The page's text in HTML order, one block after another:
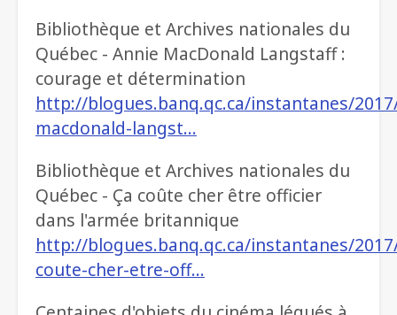
Bibliothèque et Archives nationales du
Québec - Annie MacDonald Langstaff :
courage et détermination
http://blogues.banq.qc.ca/instantanes/
macdonald-langst…
Bibliothèque et Archives nationales du
Québec - Ça coûte cher être officier
dans l'armée britannique
http://blogues.banq.qc.ca/instantanes/
coute-cher-etre-off…